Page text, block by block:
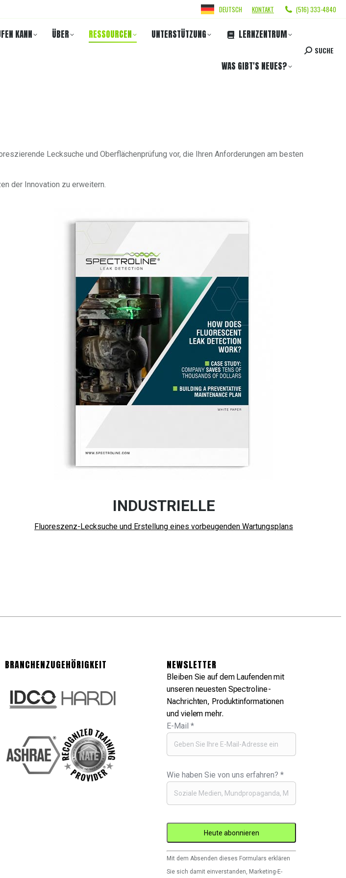
DEUTSCH KONTAKT (516) 333-4840
KANN ÜBER RESSOURCEN UNTERSTÜTZUNG LERNZENTRUM
WAS GIBT'S NEUES?
SUCHE
Lecksuche und Oberflächenprüfung vor, die Ihren Anforderungen am besten
der Innovation zu erweitern.
INDUSTRIELLE
Fluoreszenz-Lecksuche und Erstellung eines vorbeugenden Wartungsplans
BRANCHENZUGEHÖRIGKEIT NEWSLETTER
Bleiben Sie auf dem Laufenden mit
unseren neuesten Spectroline-
Nachrichten, Produktinformationen
und vielem mehr.
E-Mail*
Wie haben Sie von uns erfahren?*
Constant
Contact
Mit dem Absenden dieses Formulars erklären
Sie sich damit einverstanden, Marketing-E-